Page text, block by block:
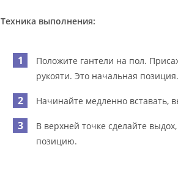
Техника выполнения:
Положите гантели на пол.
рукояти. Это начальная позиция.
Начинайте медленно вставать,
В верхней точке сделайте
позицию.